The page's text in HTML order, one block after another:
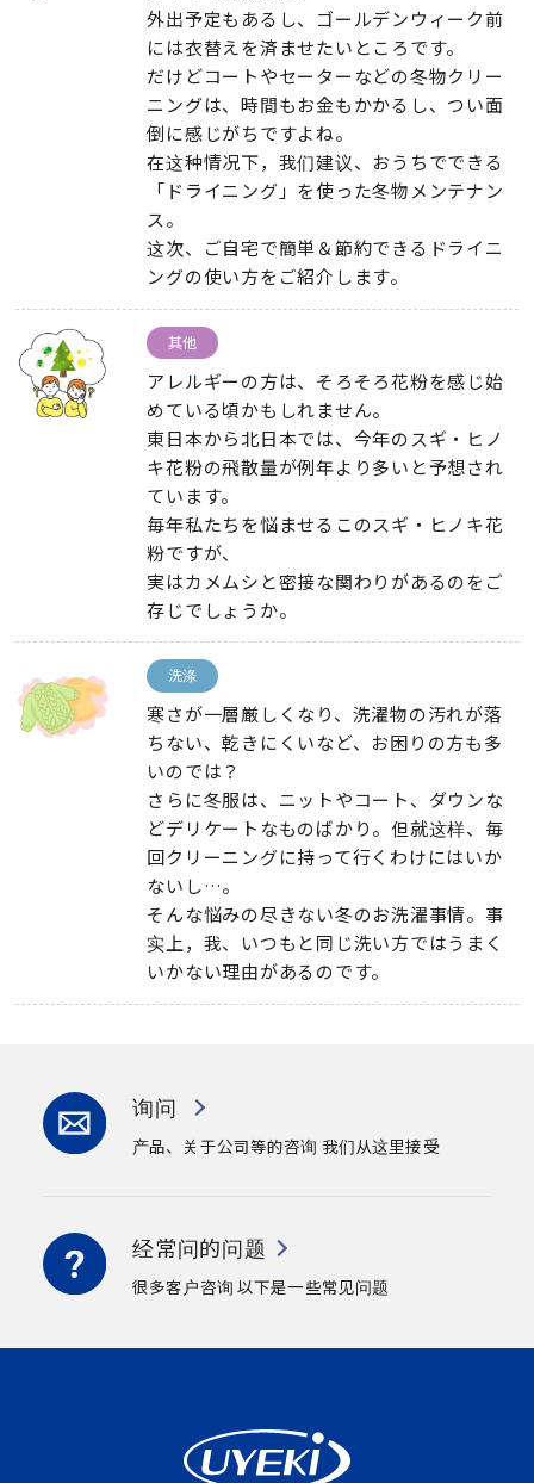
外出予定もあるし、 ゴールデンウィーク前
には衣替えを済ませたいところです。
だけどコートやセーターなどの冬物クリー
ニングは、時間もお金もかかるし、 つい面
倒に感じがちですよね。
在这种情况下，我们建议、 おうちでできる
「ドライニング」を使った冬物メンテナン
ス。
这次、
ご自宅で簡単＆節約できるドライニ
ングの使い方をご紹介します。
其他
アレルギーの方は、 そろそろ花粉を感じ始
めている頃かもしれません。
東日本から北日本では、 今年のスギ・ヒノ
キ花粉の飛散量が例年より多いと予想され
ています。
毎年私たちを悩ませるこのスギ・ヒノキ花
粉ですが、
実はカメムシと密接な関わりがあるのをご
存じでしょうか。
洗涤
寒さが一層厳しくなり、 洗濯物の汚れが落
ちない、乾きにくいなど、 お困りの方も多
いのでは？
さらに冬服は、 ニットやコート、 ダウンな
どデリケートなものばかり。但就这样、 毎
回クリーニングに持って行くわけにはいか
ないし…。
そんな悩みの尽きない冬のお洗濯事情。事
实上，我、 いつもと同じ洗い方ではうまく
いかない理由があるのです。
询问
产品、关于公司等的咨询 我们从这里接受
经常问的问题
很多客户咨询 以下是一些常见问题